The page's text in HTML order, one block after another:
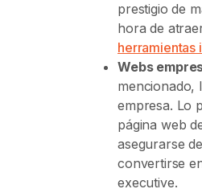
prestigio de
hora de
herramientas
Webs
mencionado,
empresa. Lo
página web
asegurarse
convertirse
executive.